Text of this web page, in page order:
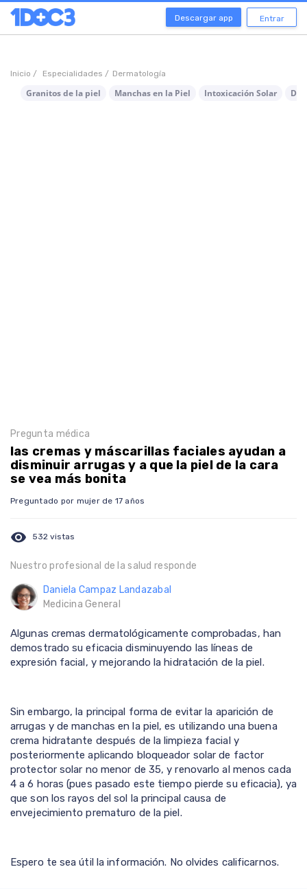
Descargar app Entrar
Inicio / Especialidades / Dermatología
Granitos de la piel Manchas en la Piel Intoxicación Solar
Pregunta médica
las cremas y máscarillas faciales ayudan a
disminuir arrugas y a que la piel de la cara
se vea más bonita
Preguntado por mujer de 17 años
visibility 532 vistas
Nuestro profesional de la salud responde
Daniela Campaz Landazabal
Medicina General
Algunas cremas dermatológicamente comprobadas, han
demostrado su eficacia disminuyendo las líneas de
expresión facial, y mejorando la hidratación de la piel.
Sin embargo, la principal forma de evitar la aparición de
arrugas y de manchas en la piel, es utilizando una buena
crema hidratante después de la limpieza facial y
posteriormente aplicando bloqueador solar de factor
protector solar no menor de 35, y renovarlo al menos cada
4 a 6 horas (pues pasado este tiempo pierde su eficacia), ya
que son los rayos del sol la principal causa de
envejecimiento prematuro de la piel.
Espero te sea útil la información. No olvides calificarnos.